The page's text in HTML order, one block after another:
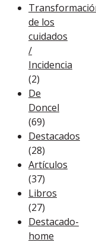
de los
cuidados
/
Incidencia
(2)
De
Doncel
(69)
Destacados
(28)
Artículos
(37)
Libros
(27)
Destacado-
home